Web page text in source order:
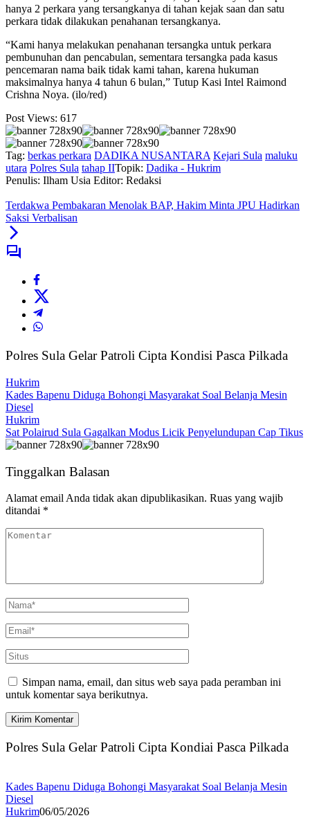
hanya 2 perkara yang tersangkanya di tahan kejak saan dan satu
perkara tidak dilakukan penahanan tersangkanya.
“Kami hanya melakukan penahanan tersangka untuk perkara
pembunuhan dan pencabulan, sementara tersangka pada kasus
pencemaran nama baik tidak kami tahan, karena hukuman
maksimalnya hanya 4 tahun 6 bulan,” Tutup Kasi Intel Raimond
Crishna Noya. (ilo/red)
Post Views: 617
Tag: berkas perkara DADIKA NUSANTARA Kejari Sula maluku
utara Polres Sula tahap IITopik: Dadika - Hukrim
Penulis: Ilham Usia Editor: Redaksi
Terdakwa Pembakaran Menolak BAP, Hakim Minta JPU Hadirkan
Saksi Verbalisan
Polres Sula Gelar Patroli Cipta Kondisi Pasca Pilkada
Hukrim
Kades Bapenu Diduga Bohongi Masyarakat Soal Belanja Mesin
Diesel
Hukrim
Sat Polairud Sula Gagalkan Modus Licik Penyelundupan Cap Tikus
Tinggalkan Balasan
Alamat email Anda tidak akan dipublikasikan. Ruas yang wajib
ditandai *
Simpan nama, email, dan situs web saya pada peramban ini
untuk komentar saya berikutnya.
Polres Sula Gelar Patroli Cipta Kondiai Pasca Pilkada
Kades Bapenu Diduga Bohongi Masyarakat Soal Belanja Mesin
Diesel
Hukrim06/05/2026